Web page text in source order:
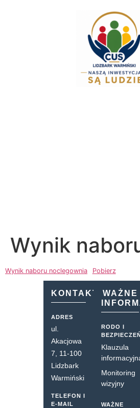
Wynik
Wynik naboru noclegownia Pobierz
KONTAKT
ADRES
ul.
Akacjowa
7, 11-100
Lidzbark
Warmiński
TELEFON I
E-MAIL
WAŻNE
RODO I
Klauzula
Monitoring
wizyjny
WAŻNE